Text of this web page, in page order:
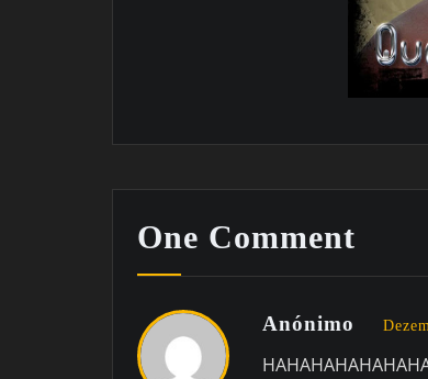
One Comment
Anónimo